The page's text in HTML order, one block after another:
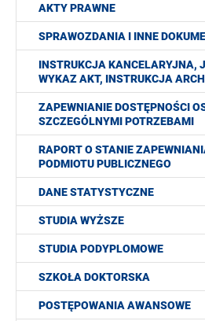
AKTY PRAWNE
SPRAWOZDANIA I INNE
INSTRUKCJA KANCELARYJNA,
WYKAZ AKT, INSTRUKCJA
ZAPEWNIANIE DOSTĘPNOŚCI
SZCZEGÓLNYMI POTRZEBAMI
RAPORT O STANIE
PODMIOTU PUBLICZNEGO
DANE STATYSTYCZNE
STUDIA WYŻSZE
STUDIA PODYPLOMOWE
SZKOŁA DOKTORSKA
POSTĘPOWANIA AWANSOWE